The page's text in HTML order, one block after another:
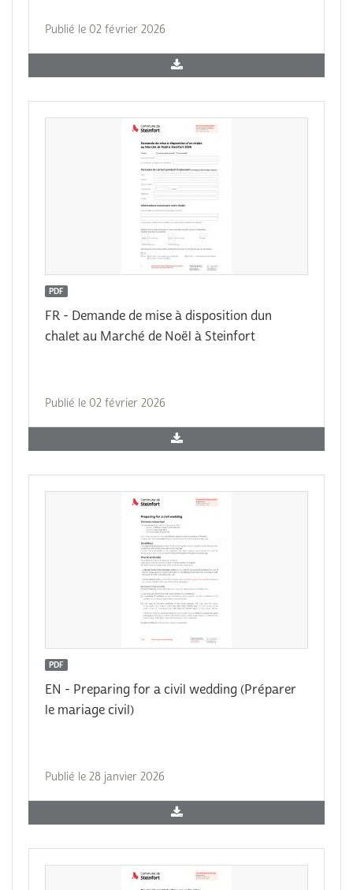
Publié le 02 février 2026
PDF
FR - Demande de mise à disposition dun
chalet au Marché de Noël à Steinfort
Publié le 02 février 2026
PDF
EN - Preparing for a civil wedding (Préparer
le mariage civil)
Publié le 28 janvier 2026